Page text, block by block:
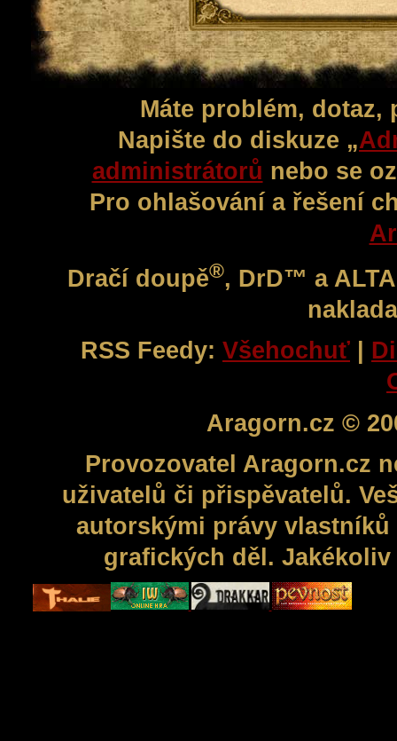
Máte problém,
Napište do diskuze „
administrátorů nebo se
Pro ohlašování a řešení
Dračí doupě®, DrD™ a
RSS Feedy: Všehochuť
Aragorn.cz ©
Provozovatel Aragorn.cz
uživatelů či přispěvatelů.
autorskými právy
grafických děl.